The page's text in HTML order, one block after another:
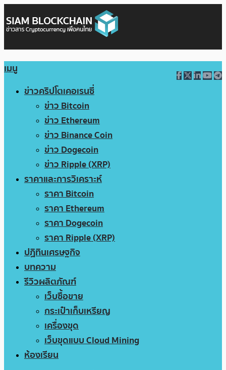
เมนู
ข่าวคริปโตเคอเรนซี่
ข่าว Bitcoin
ข่าว Ethereum
ข่าว Binance Coin
ข่าว Dogecoin
ข่าว Ripple (XRP)
ราคาและการวิเคราะห์
ราคา Bitcoin
ราคา Ethereum
ราคา Dogecoin
ราคา Ripple (XRP)
ปฏิทินเศรษฐกิจ
บทความ
รีวิวผลิตภัณฑ์
เว็บซื้อขาย
กระเป๋าเก็บเหรียญ
เครื่องขุด
เว็บขุดแบบ Cloud Mining
ห้องเรียน